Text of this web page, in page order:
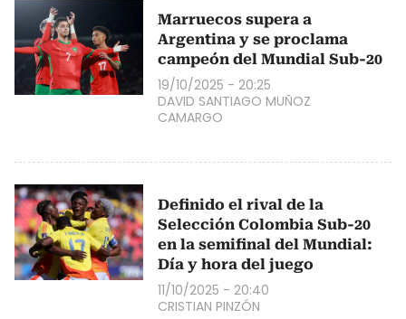
Marruecos supera a
Argentina y se proclama
campeón del Mundial Sub-20
19/10/2025 - 20:25
DAVID SANTIAGO MUÑOZ
CAMARGO
Definido el rival de la
Selección Colombia Sub-20
en la semifinal del Mundial:
Día y hora del juego
11/10/2025 - 20:40
CRISTIAN PINZÓN